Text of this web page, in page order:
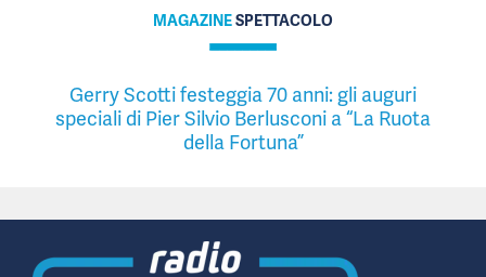
MAGAZINESPETTACOLO
Gerry Scotti festeggia 70 anni: gli auguri
speciali di Pier Silvio Berlusconi a “La Ruota
della Fortuna”